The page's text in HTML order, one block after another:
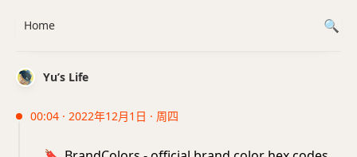
Yu’s Life
00:04 · 2022年12月1日 · 周四
Home